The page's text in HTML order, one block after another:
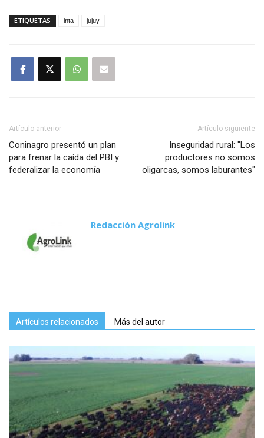
ETIQUETAS inta jujuy
Artículo anterior
Coninagro presentó un plan
para frenar la caída del PBI y
federalizar la economía
Artículo siguiente
Inseguridad rural: "Los
productores no somos
oligarcas, somos laburantes"
Redacción Agrolink
Artículos relacionados Más del autor